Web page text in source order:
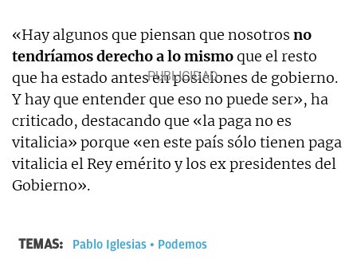
«Hay algunos que piensan que nosotros no
tendríamos derecho a lo mismoque el resto
que ha estado antes en posiciones de gobierno.
Y hay que entender que eso no puede ser», ha
criticado, destacando que «la paga no es
vitalicia» porque «en este país sólo tienen paga
vitalicia el Rey emérito y los ex presidentes del
Gobierno».
TEMAS: Pablo Iglesias Podemos